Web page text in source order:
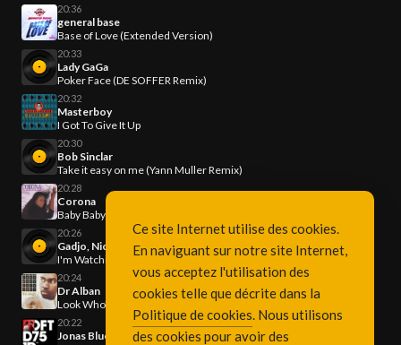
20:36
general base
Base of Love (Extended Version)
20:33
Lady GaGa
Poker Face (DE SOFFER Remix)
20:32
Masterboy
I Got To Give It Up
20:30
Bob Sinclar
Take it easy on me (Yann Muller Remix)
20:28
Corona
Baby Baby
20:26
Gadjo, Nick Reach Up
I'm Watching You (Extended Mix)
20:24
Dr Alban
Look Who's Talking!
20:22
Jonas Blue, Malive
Ce site Internet utilise des cookies.
En naviguant sur notre site Internet,
vous acceptez l'utilisation des
cookies telle que décrite dans la
Politique de cookies. Nous utilisons
des cookies pour avoir des